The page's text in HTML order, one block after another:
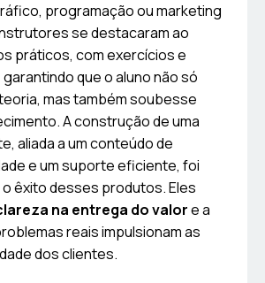
programação ou marketing
se destacaram ao
práticos, com exercícios e
que o aluno não só
mas também soubesse
A construção de uma
aliada a um conteúdo de
e um suporte eficiente, foi
êxito desses produtos. Eles
na entrega do valore a
reais impulsionam as
dos clientes.